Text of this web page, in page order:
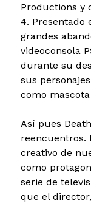
Productions y
4. Presentado
grandes
videoconsola
durante su
sus
como
Así pues
reencuentros.
creativo de
como
serie de
que el